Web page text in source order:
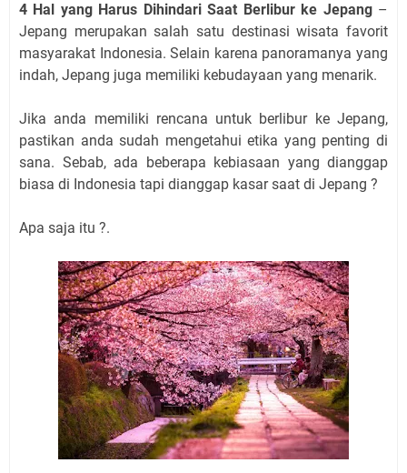
4 Hal yang Harus Dihindari Saat Berlibur ke Jepang–
Jepang merupakan salah satu destinasi wisata favorit
masyarakat Indonesia. Selain karena panoramanya yang
indah, Jepang juga memiliki kebudayaan yang menarik.
Jika anda memiliki rencana untuk berlibur ke Jepang,
pastikan anda sudah mengetahui etika yang penting di
sana. Sebab, ada beberapa kebiasaan yang dianggap
biasa di Indonesia tapi dianggap kasar saat di Jepang ?
Apa saja itu ?.